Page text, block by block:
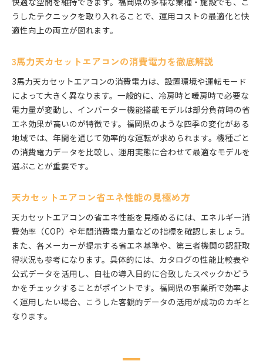
うしたテクニックを取り入れることで、運用コストの最適化と快
適性向上の両立が図れます。
3馬力天カセットエアコンの消費電力を徹底解説
3馬力天カセットエアコンの消費電力は、設置環境や運転モード
によって大きく異なります。一般的に、冷房時と暖房時で必要な
電力量が変動し、インバーター機能搭載モデルは部分負荷時の省
エネ効果が高いのが特徴です。福岡県のような四季の変化がある
地域では、年間を通じて効率的な運転が求められます。機種ごと
の消費電力データを比較し、運用実態に合わせて最適なモデルを
選ぶことが重要です。
天カセットエアコン省エネ性能の見極め方
天カセットエアコンの省エネ性能を見極めるには、エネルギー消
費効率（COP）や年間消費電力量などの指標を確認しましょう。
また、各メーカーが提示する省エネ基準や、第三者機関の認証取
得状況も参考になります。具体的には、カタログの性能比較表や
公式データを活用し、自社の導入目的に合致したスペックかどう
かをチェックすることがポイントです。福岡県の事業所で効率よ
く運用したい場合、こうした客観的データの活用が成功のカギと
なります。